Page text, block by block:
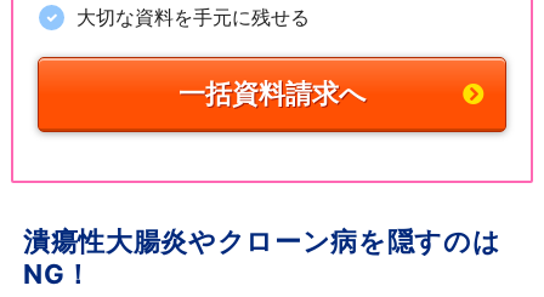
大切な資料を手元に残せる
一括資料請求へ
潰瘍性大腸炎やクローン病を隠すのは
NG！